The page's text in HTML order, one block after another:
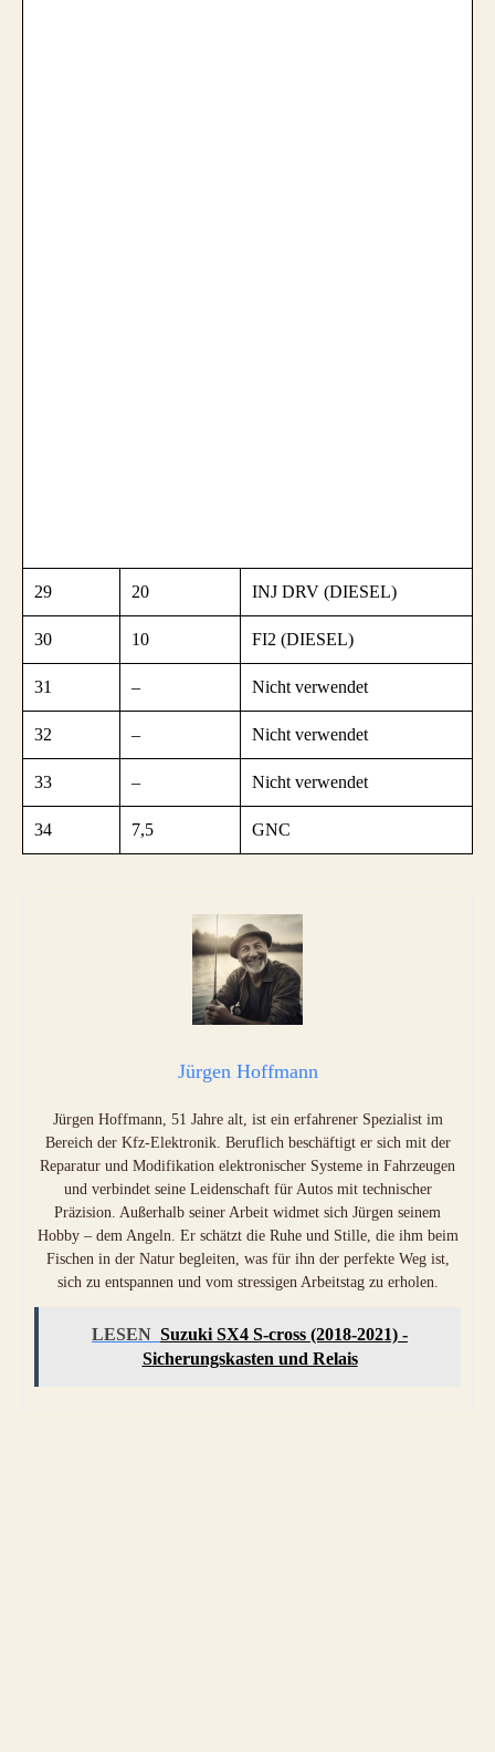
29 20 INJ DRV (DIESEL)
30 10 FI2 (DIESEL)
31 – Nicht verwendet
32 – Nicht verwendet
33 – Nicht verwendet
34 7,5 GNC
Jürgen Hoffmann
Jürgen Hoffmann, 51 Jahre alt, ist ein erfahrener Spezialist im
Bereich der Kfz-Elektronik. Beruflich beschäftigt er sich mit der
Reparatur und Modifikation elektronischer Systeme in Fahrzeugen
und verbindet seine Leidenschaft für Autos mit technischer
Präzision. Außerhalb seiner Arbeit widmet sich Jürgen seinem
Hobby – dem Angeln. Er schätzt die Ruhe und Stille, die ihm beim
Fischen in der Natur begleiten, was für ihn der perfekte Weg ist,
sich zu entspannen und vom stressigen Arbeitstag zu erholen.
LESEN Suzuki SX4 S-cross (2018-2021) -
Sicherungskasten und Relais